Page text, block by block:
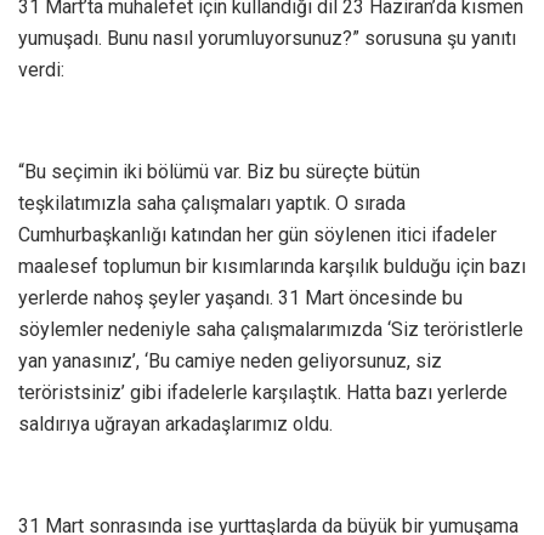
31 Mart’ta muhalefet için kullandığı dil 23 Haziran’da kısmen
yumuşadı. Bunu nasıl yorumluyorsunuz?” sorusuna şu yanıtı
verdi:
“Bu seçimin iki bölümü var. Biz bu süreçte bütün
teşkilatımızla saha çalışmaları yaptık. O sırada
Cumhurbaşkanlığı katından her gün söylenen itici ifadeler
maalesef toplumun bir kısımlarında karşılık bulduğu için bazı
yerlerde nahoş şeyler yaşandı. 31 Mart öncesinde bu
söylemler nedeniyle saha çalışmalarımızda ‘Siz teröristlerle
yan yanasınız’, ‘Bu camiye neden geliyorsunuz, siz
teröristsiniz’ gibi ifadelerle karşılaştık. Hatta bazı yerlerde
saldırıya uğrayan arkadaşlarımız oldu.
31 Mart sonrasında ise yurttaşlarda da büyük bir yumuşama